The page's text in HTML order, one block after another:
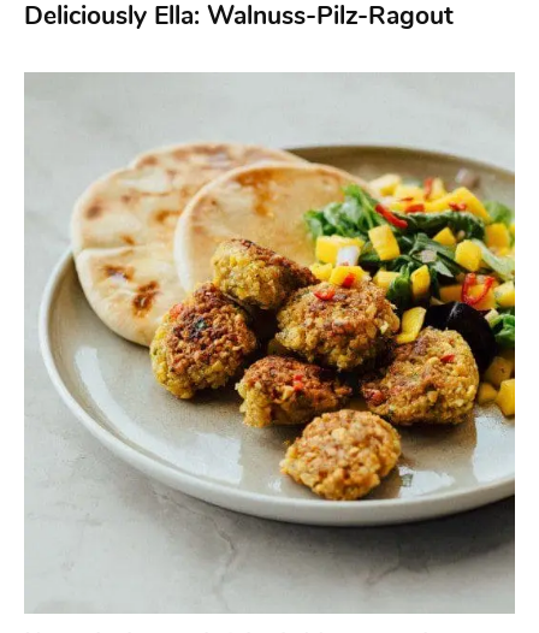
Deliciously Ella: Walnuss-Pilz-Ragout